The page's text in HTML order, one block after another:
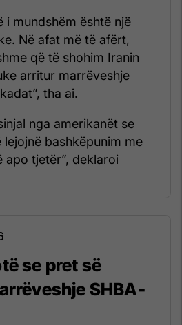
i mundshëm është një
Në afat më të afërt,
që të shohim Iranin
arritur marrëveshje
tha ai.
nga amerikanët se
lejojnë bashkëpunim me
apo tjetër”, deklaroi
se pret së
SHBA-